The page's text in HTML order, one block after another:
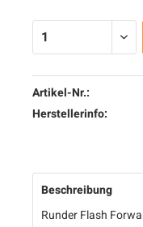
Artikel-Nr.:
Herstellerinfo:
Beschreibung
Runder Flash